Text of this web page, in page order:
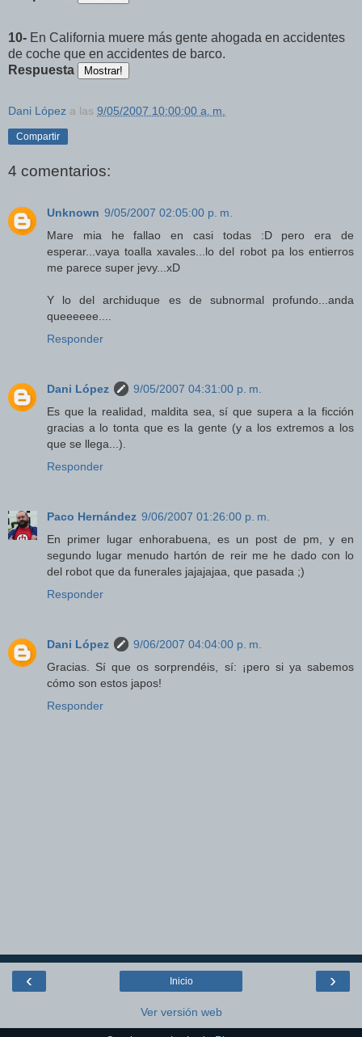
10- En California muere más gente ahogada en accidentes
de coche que en accidentes de barco.
Respuesta
Dani López a las 9/05/2007 10:00:00 a. m.
Compartir
4 comentarios:
Unknown 9/05/2007 02:05:00 p. m.
Mare mia he fallao en casi todas :D pero era de
esperar...vaya toalla xavales...lo del robot pa los entierros
me parece super jevy...xD
Y lo del archiduque es de subnormal profundo...anda
queeeeee....
Responder
Dani López
9/05/2007 04:31:00 p. m.
Es que la realidad, maldita sea, sí que supera a la ficción
gracias a lo tonta que es la gente (y a los extremos a los
que se llega...).
Responder
Paco Hernández 9/06/2007 01:26:00 p. m.
En primer lugar enhorabuena, es un post de pm, y en
segundo lugar menudo hartón de reir me he dado con lo
del robot que da funerales jajajajaa, que pasada ;)
Responder
Dani López
9/06/2007 04:04:00 p. m.
Gracias. Sí que os sorprendéis, sí: ¡pero si ya sabemos
cómo son estos japos!
Responder
‹ ›
Inicio
Ver versión web